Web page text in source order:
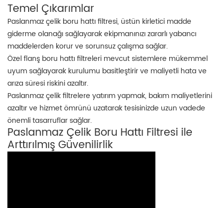
Temel Çıkarımlar
Paslanmaz çelik boru hattı filtresi, üstün kirletici madde
giderme olanağı sağlayarak ekipmanınızı zararlı yabancı
maddelerden korur ve sorunsuz çalışma sağlar.
Özel flanş boru hattı filtreleri mevcut sistemlere mükemmel
uyum sağlayarak kurulumu basitleştirir ve maliyetli hata ve
arıza süresi riskini azaltır.
Paslanmaz çelik filtrelere yatırım yapmak, bakım maliyetlerini
azaltır ve hizmet ömrünü uzatarak tesisinizde uzun vadede
önemli tasarruflar sağlar.
Paslanmaz Çelik Boru Hattı Filtresi ile
Arttırılmış Güvenilirlik